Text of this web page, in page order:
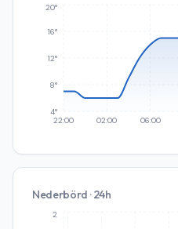
22:00 02:00 06:00
4°
8°
12°
16°
20°
Nederbörd · 24h
2